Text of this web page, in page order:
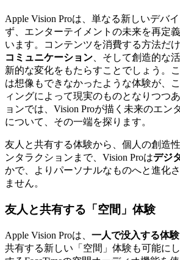
Apple Vision Proは、単なる新しいデバ
ず、エンターテイメントの未来を再定
います。コンテンツを消費する方法だけ
コミュニケーション 、そして創造的な
新的な変化をもたらすことでしょう。
は想像もできなかったような体験が、
ィングによって現実のものとなりつつ
ョンでは、Vision Proが描く未来のエン
について、その一端を探ります。
友人と共有する体験から、個人の創造
ンタラクションまで、Vision Proはデジ
かで、よりパーソナルなものへと進化
ません。
友人と共有する「空間」体験
Apple Vision Proは、 一人で没入する体験
共有する新しい「空間」体験も可能に